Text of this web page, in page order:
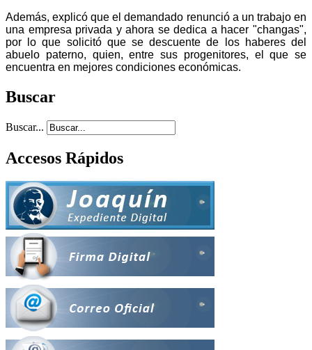
Además, explicó que el demandado renunció a un trabajo en
una empresa privada y ahora se dedica a hacer "changas",
por lo que solicitó que se descuente de los haberes del
abuelo paterno, quien, entre sus progenitores, el que se
encuentra en mejores condiciones económicas.
Buscar
Buscar...
Accesos Rápidos